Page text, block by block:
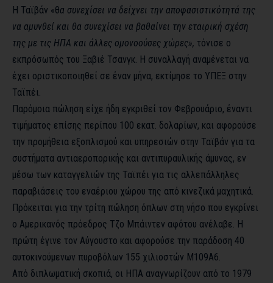
Η Ταϊβάν «θα συνεχίσει να δείχνει την αποφασιστικότητά της
να αμυνθεί και θα συνεχίσει να βαθαίνει την εταιρική σχέση
της με τις ΗΠΑ και άλλες ομονοούσες χώρες», τόνισε ο
εκπρόσωπός του Ξαβιέ Τσανγκ. Η συναλλαγή αναμένεται να
έχει οριστικοποιηθεί σε έναν μήνα, εκτίμησε το ΥΠΕΞ στην
Ταϊπέι.
Παρόμοια πώληση είχε ήδη εγκριθεί τον Φεβρουάριο, έναντι
τιμήματος επίσης περίπου 100 εκατ. δολαρίων, και αφορούσε
την προμήθεια εξοπλισμού και υπηρεσιών στην Ταϊβάν για τα
συστήματα αντιαεροπορικής και αντιπυραυλικής άμυνας, εν
μέσω των καταγγελιών της Ταϊπέι για τις αλλεπάλληλες
παραβιάσεις του εναέριου χώρου της από κινεζικά μαχητικά.
Πρόκειται για την τρίτη πώληση όπλων στη νήσο που εγκρίνει
ο Αμερικανός πρόεδρος Τζο Μπάιντεν αφότου ανέλαβε. Η
πρώτη έγινε τον Αύγουστο και αφορούσε την παράδοση 40
αυτοκινούμενων πυροβόλων 155 χιλιοστών M109A6.
Από διπλωματική σκοπιά, οι ΗΠΑ αναγνωρίζουν από το 1979